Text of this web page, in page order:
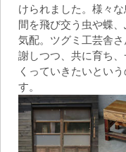
けられました。様々
間を飛び交う虫や蝶
気配。ツグミ工芸舎
謝しつつ、共に育ち
くっていきたいとい
す。